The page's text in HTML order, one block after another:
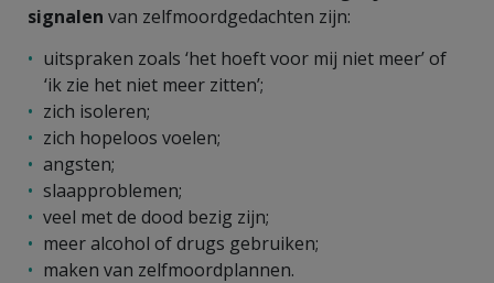
signalen van zelfmoordgedachten zijn:
uitspraken zoals ‘het hoeft voor mij niet meer’ of
‘ik zie het niet meer zitten’;
zich isoleren;
zich hopeloos voelen;
angsten;
slaapproblemen;
veel met de dood bezig zijn;
meer alcohol of drugs gebruiken;
maken van zelfmoordplannen.